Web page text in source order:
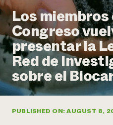
Informes anuales y
Historias de impacto
Informe de
impacto 2024
LEER EL INFORME
Latinos en la agricultura
Sistemas alimentarios
Agricultura urbana
Las mujeres en la
Evento anual de reciclaje
Blog
Podcasts
Publicaciones
Cursos cortos
Vídeos
Asociaciones
Donar
Donaciones planificadas
Boletín
Consultas de los medios
Los miembros
Congreso
presentar la
Red de
sobre el
PUBLISHED ON: AUGUST 8,